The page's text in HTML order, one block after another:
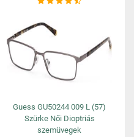
Guess GU50244 009 L (57)
Szürke Női Dioptriás
szemüvegek